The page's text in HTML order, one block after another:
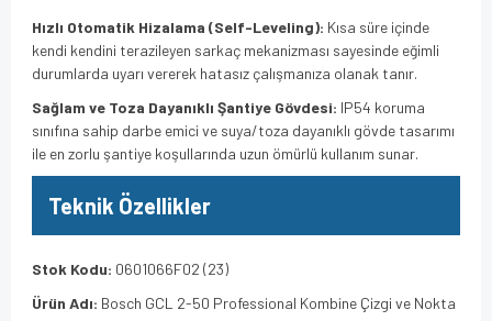
Hızlı Otomatik Hizalama (Self-Leveling): Kısa süre içinde
kendi kendini terazileyen sarkaç mekanizması sayesinde eğimli
durumlarda uyarı vererek hatasız çalışmanıza olanak tanır.
Sağlam ve Toza Dayanıklı Şantiye Gövdesi: IP54 koruma
sınıfına sahip darbe emici ve suya/toza dayanıklı gövde tasarımı
ile en zorlu şantiye koşullarında uzun ömürlü kullanım sunar.
Teknik Özellikler
Stok Kodu: 0601066F02 (23)
Ürün Adı: Bosch GCL 2-50 Professional Kombine Çizgi ve Nokta